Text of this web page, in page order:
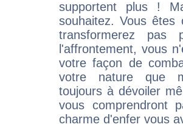
supportent plus !
souhaitez. Vous
transformerez
l'affrontement, vous
votre façon de
votre nature que
toujours à dévoiler
vous comprendront
charme d'enfer vous